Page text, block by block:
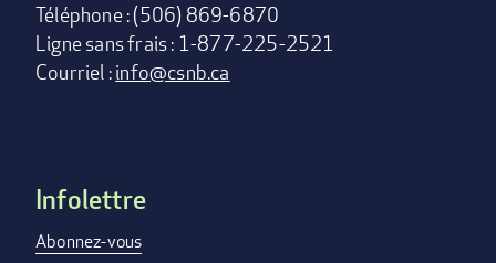
Téléphone : (506) 869-6870
Ligne sans frais : 1-877-225-2521
Courriel :info@csnb.ca
Footer
menu
Infolettre
Abonnez-vous